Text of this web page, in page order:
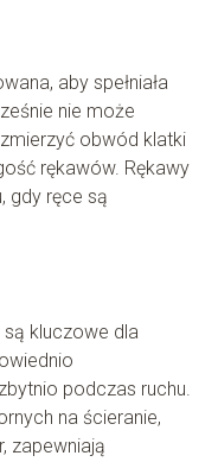
aby spełniała
nie może
obwód klatki
rękawów. Rękawy
gdy ręce są
są kluczowe dla
podczas ruchu.
na ścieranie,
zapewniają